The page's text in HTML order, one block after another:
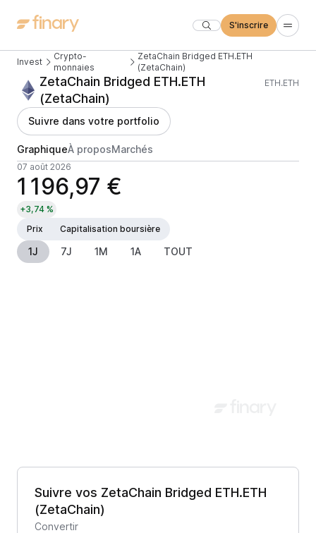
S'inscrire
Invest
Crypto-
monnaies
ZetaChain Bridged ETH.ETH
(ZetaChain)
ZetaChain Bridged ETH.ETH
(ZetaChain)
ETH.ETH
Suivre dans votre portfolio
GraphiqueÀ proposMarchés
07 août 2026
1 196,97 €
+3,74 %
Prix
Capitalisation boursière
1J 7J 1M 1A TOUT
Suivre vos ZetaChain Bridged ETH.ETH
(ZetaChain)
Convertir